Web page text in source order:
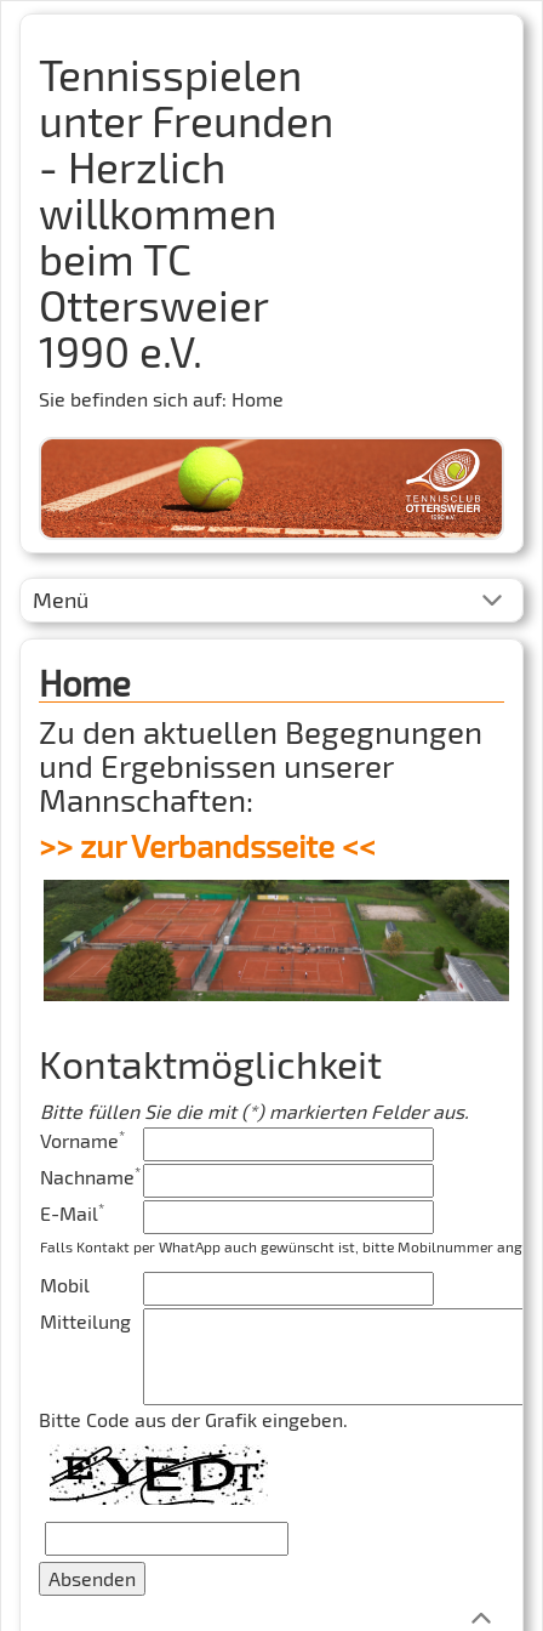
Tennisspielen
unter Freunden
- Herzlich
willkommen
beim TC
Ottersweier
1990 e.V.
Sie befinden sich auf: Home
Menü
Home
Zu den aktuellen Begegnungen
und Ergebnissen unserer
Mannschaften:
>> zur Verbandsseite <<
Kontaktmöglichkeit
Bitte füllen Sie die mit (*) markierten Felder aus.
Vorname*
Nachname*
E-Mail*
Falls Kontakt per WhatApp auch gewünscht ist, bitte Mobilnummer
Mobil
Mitteilung
Bitte Code aus der Grafik eingeben.